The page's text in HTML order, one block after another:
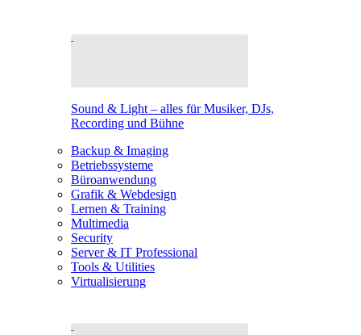
Sound & Light – alles für Musiker, DJs,
Recording und Bühne
Backup & Imaging
Betriebssysteme
Büroanwendung
Grafik & Webdesign
Lernen & Training
Multimedia
Security
Server & IT Professional
Tools & Utilities
Virtualisierung